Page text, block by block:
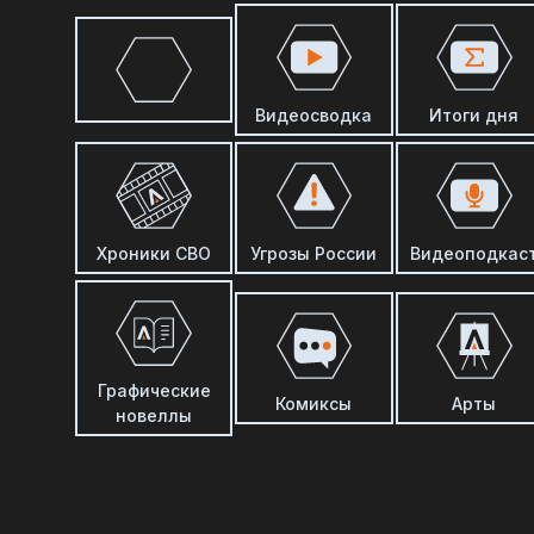
Видеосводка Итоги дня
Хроники СВО Угрозы России
Графические
новеллы
Комиксы Арты